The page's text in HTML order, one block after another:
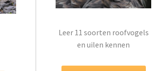
Leer 11 soorten roofvogels
en uilen kennen